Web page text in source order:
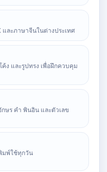
และภาษาจีนในต่างประเทศ
ง และรูปทรง เพื่อฝึกควบคุม
ษร คำ พินอิน และตัวเลข
มพ์ใช้ทุกวัน